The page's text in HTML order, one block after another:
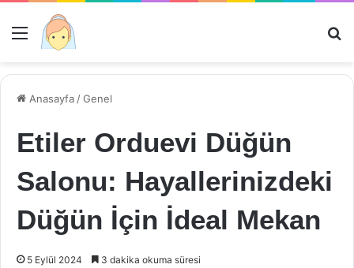
Menü
Anasayfa /Genel
Etiler Orduevi Düğün
Salonu: Hayallerinizdeki
Düğün İçin İdeal Mekan
5 Eylül 2024 3 dakika okuma süresi